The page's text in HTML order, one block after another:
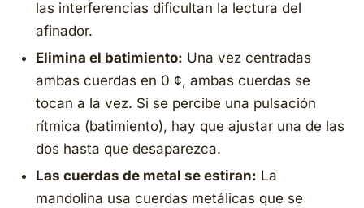
las interferencias dificultan la lectura del
afinador.
Elimina el batimiento: Una vez centradas
ambas cuerdas en 0 ¢, ambas cuerdas se
tocan a la vez. Si se percibe una pulsación
rítmica (batimiento), hay que ajustar una de las
dos hasta que desaparezca.
Las cuerdas de metal se estiran: La
mandolina usa cuerdas metálicas que se